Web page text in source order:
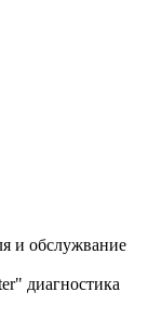
и обслужвание
диагностика